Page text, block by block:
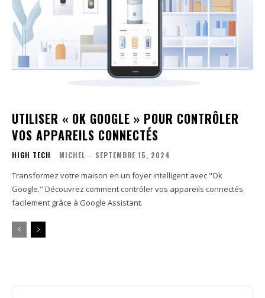
UTILISER « OK GOOGLE » POUR CONTRÔLER
VOS APPAREILS CONNECTÉS
HIGH TECH MICHEL - SEPTEMBRE 15, 2024
Transformez votre maison en un foyer intelligent avec "Ok
Google." Découvrez comment contrôler vos appareils connectés
facilement grâce à Google Assistant.